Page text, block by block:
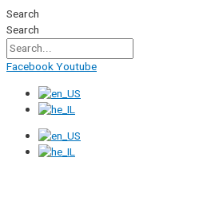
Skip
to
content
Search
Search
FacebookYoutube